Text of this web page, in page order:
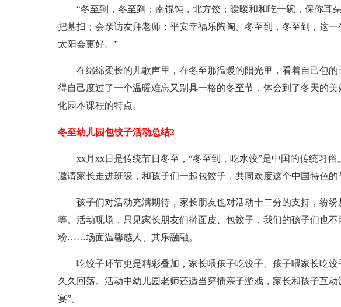
“冬至到，冬至到；南馄饨，北方饺；暧暧和和吃一碗，保你耳朵
把墓扫；会亲访友拜老师；平安幸福乐陶陶。冬至到，冬至到，这
太阳会更好。”
在绵绵柔长的儿歌声里，在冬至那温暖的阳光里，看着自己包的
得自己度过了一个温暖难忘又别具一格的冬至节，体会到了冬天的
化园本课程的特点。
冬至幼儿园包饺子活动总结2
xx月xx日是传统节日冬至，“冬至到，吃水饺”是中国的传统习俗
邀请家长走进班级，和孩子们一起包饺子，共同欢度这个中国特色的
孩子们对活动充满期待，家长朋友也对活动十二分的支持，纷纷
等。活动现场，只见家长朋友们擀面皮、包饺子，我们的孩子们也
粉……场面温馨感人、其乐融融。
吃饺子环节更是精彩叠加，家长喂孩子吃饺子、孩子喂家长吃饺
久久回荡。活动中幼儿园老师还适当穿插亲子游戏，家长和孩子互
宴”。